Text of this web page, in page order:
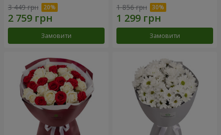
3 449 грн
Замовити
1 856 грн
Замовити